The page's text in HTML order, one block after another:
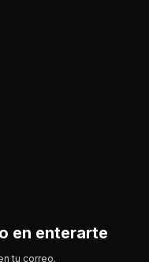
en enterarte
tu correo.